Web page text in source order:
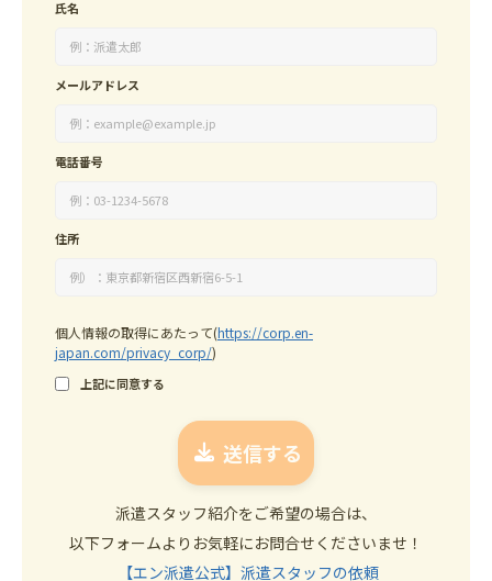
氏名
メールアドレス
電話番号
住所
個人情報の取得にあたって(https://corp.en-
japan.com/privacy_corp/)
上記に同意する
派遣スタッフ紹介をご希望の場合は、
以下フォームよりお気軽にお問合せくださいませ！
【エン派遣公式】派遣スタッフの依頼